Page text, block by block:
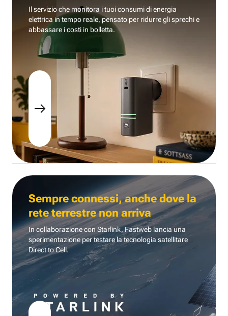
Il servizio che monitora i tuoi consumi di energia
elettrica in tempo reale, pensato per ridurre gli sprechi e
abbassare i costi in bolletta.
Sempre connessi, anche dove la
rete terrestre non arriva
In collaborazione con Starlink, Fastweb lancia una
sperimentazione per testare la tecnologia satellitare
Direct to Cell.